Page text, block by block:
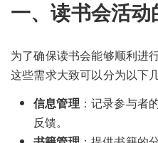
一、读书会活
为了确保读书会能够顺利进
这些需求大致可以分为以下
信息管理 ：记录参与者
反馈。